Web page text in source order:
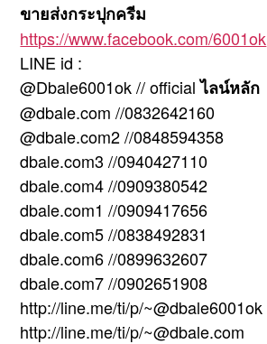
ขายส่งกระปุกครีม
https://www.facebook.com/6001ok
LINE id :
@Dbale6001ok // officialไลน์หลัก
@dbale.com //0832642160
@dbale.com2 //0848594358
dbale.com3 //0940427110
dbale.com4 //0909380542
dbale.com1 //0909417656
dbale.com5 //0838492831
dbale.com6 //0899632607
dbale.com7 //0902651908
http://line.me/ti/p/~@dbale6001ok
http://line.me/ti/p/~@dbale.com